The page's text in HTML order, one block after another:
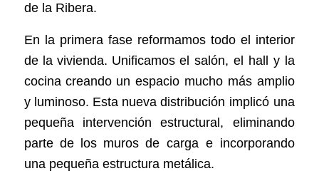
de la Ribera.
En la primera fase reformamos todo el interior
de la vivienda. Unificamos el salón, el hall y la
cocina creando un espacio mucho más amplio
y luminoso. Esta nueva distribución implicó una
pequeña
intervención estructural,
eliminando
parte de los muros de carga e incorporando
una pequeña estructura metálica.